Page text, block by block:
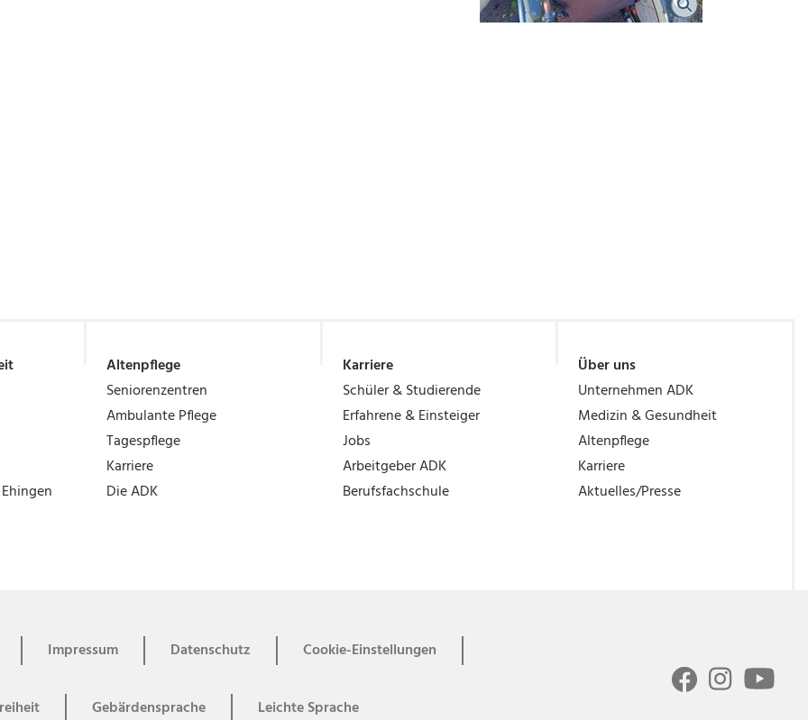
Altenpflege
Seniorenzentren
Ambulante Pflege
Tagespflege
Karriere
Die ADK
Karriere
Schüler & Studierende
Erfahrene & Einsteiger
Jobs
Arbeitgeber ADK
Berufsfachschule
Über uns
Unternehmen ADK
Medizin & Gesundheit
Altenpflege
Karriere
Aktuelles/Presse
Impressum Datenschutz Cookie-Einstellungen
Gebärdensprache Leichte Sprache